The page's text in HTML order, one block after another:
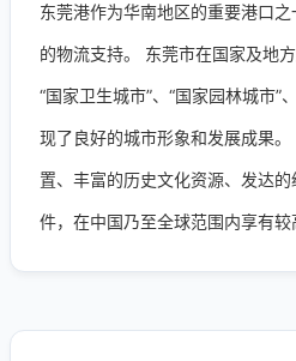
东莞港作为华南地区的重要港口
的物流支持。 东莞市在国家及地
“国家卫生城市”、“国家园林城市”
现了良好的城市形象和发展成果
置、丰富的历史文化资源、发达
件，在中国乃至全球范围内享有较